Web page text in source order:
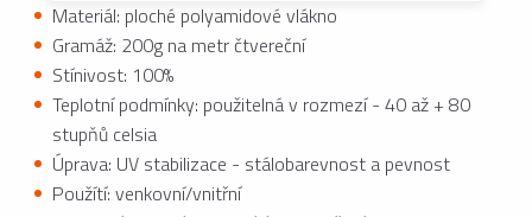
Materiál: ploché polyamidové vlákno
Gramáž: 200g na metr čtvereční
Stínivost: 100%
Teplotní podmínky: použitelná v rozmezí - 40 až + 80
stupňů celsia
Úprava: UV stabilizace - stálobarevnost a pevnost
Použítí: venkovní/vnitřní